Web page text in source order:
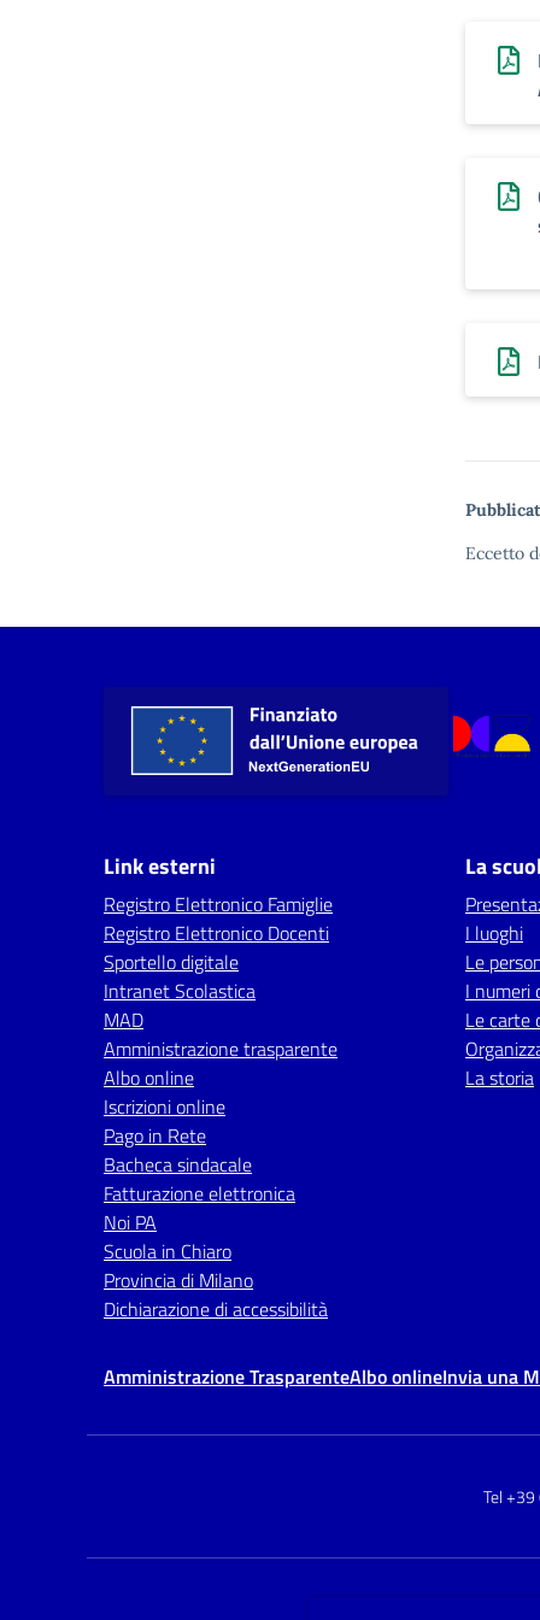
Eccetto
Link esterni
Registro Elettronico Famiglie
Registro Elettronico Docenti
Sportello digitale
Intranet Scolastica
MAD
Amministrazione trasparente
Albo online
Iscrizioni online
Pago in Rete
Bacheca sindacale
Fatturazione elettronica
Noi PA
Scuola in Chiaro
Provincia di Milano
Dichiarazione di accessibilità
La
I luoghi
Le
I numeri
Le carte
La storia
Amministrazione TrasparenteAlbo onlineInvia una
Tel